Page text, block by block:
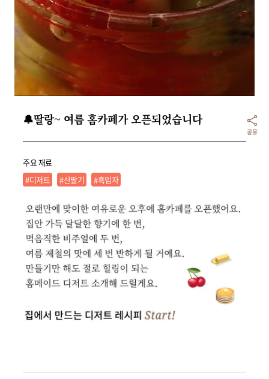
리빙
가전
공유
🔔딸랑~ 여름 홈카페가 오픈되었습니다
주요 재료
#디저트
#산딸기 #흑임자